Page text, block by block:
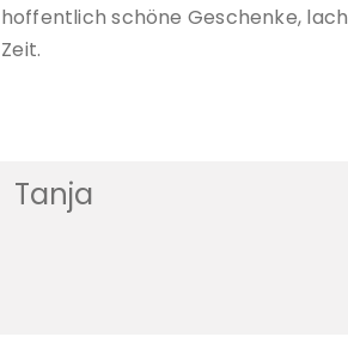
schöne Geschenke,
Tanja